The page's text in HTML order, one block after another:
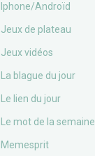
Iphone/Androïd
Jeux de plateau
Jeux vidéos
La blague du jour
Le lien du jour
Le mot de la semaine
Memesprit